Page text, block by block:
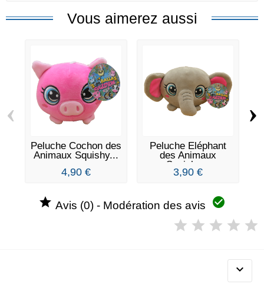
Vous aimerez aussi
Peluche Cochon des
Animaux Squishy...
4,90 €
Peluche Eléphant
des Animaux
Squishy...
3,90 €
‹ ›
 Avis (0) - Modération des avis 
